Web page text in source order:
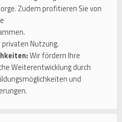
Zudem profitieren Sie von
privaten Nutzung.
Wir fördern Ihre
Weiterentwicklung durch
und